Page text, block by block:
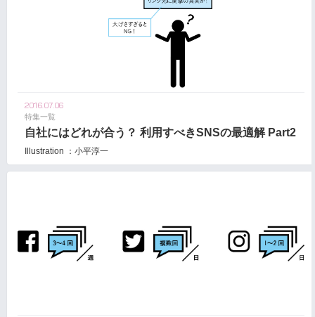
2016.07.06
特集一覧
自社にはどれが合う？ 利用すべきSNSの最適解 Part2
Illustration ：小平淳一